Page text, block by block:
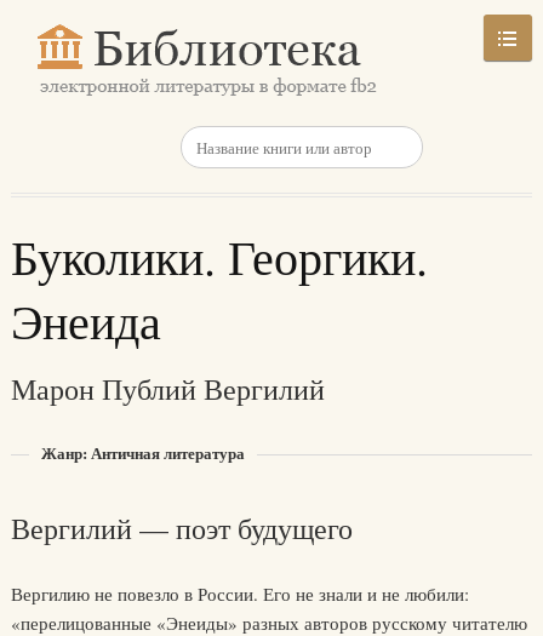
Буколики. Георгики.
Энеида
Марон Публий Вергилий
Жанр: Античная литература
Вергилий — поэт будущего
Вергилию не повезло в России. Его не знали и не любили:
«перелицованные «Энеиды» разных авторов русскому читателю